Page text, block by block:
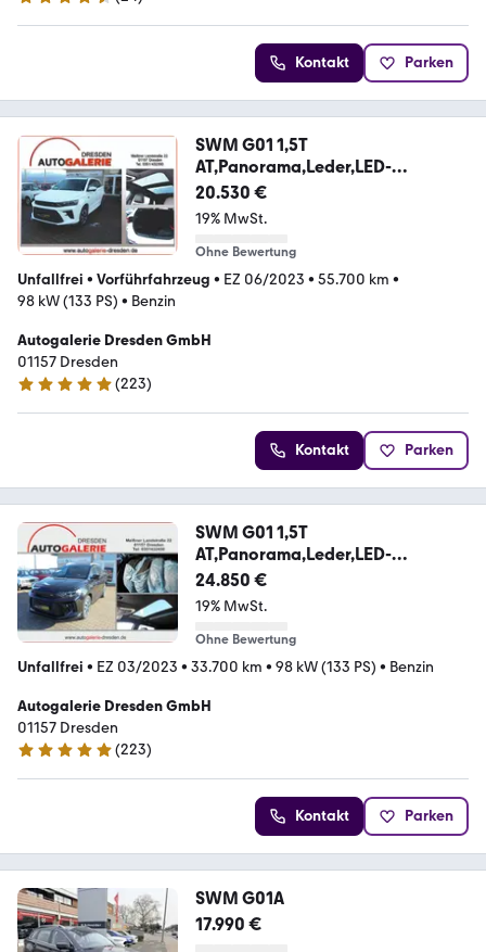
4.5 Sterne
Kontakt Parken
SWM G01 1,5T
AT,Panorama,Leder,LED-
SW,Klima,RFK,Spo
20.530 €
19% MwSt.
Ohne Bewertung
Unfallfrei • Vorführfahrzeug • EZ 06/2023 • 55.700 km •
98 kW (133 PS) • Benzin
Autogalerie Dresden GmbH
01157 Dresden
5 Sterne
(223)
Kontakt Parken
SWM G01 1,5T
AT,Panorama,Leder,LED-
SW,Klima,RFK,Spo
24.850 €
19% MwSt.
Ohne Bewertung
Unfallfrei • EZ 03/2023 • 33.700 km • 98 kW (133 PS) • Benzin
Autogalerie Dresden GmbH
01157 Dresden
5 Sterne
(223)
Kontakt Parken
SWM G01A
17.990 €